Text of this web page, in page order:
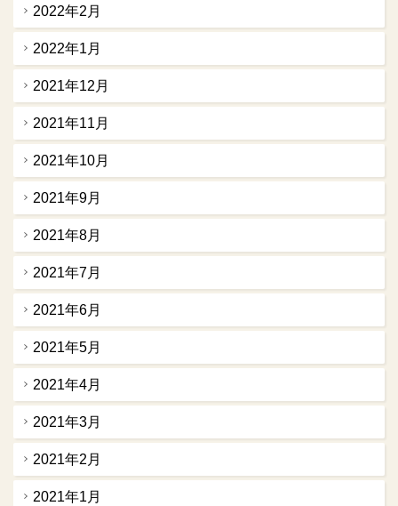
2022年2月
2022年1月
2021年12月
2021年11月
2021年10月
2021年9月
2021年8月
2021年7月
2021年6月
2021年5月
2021年4月
2021年3月
2021年2月
2021年1月